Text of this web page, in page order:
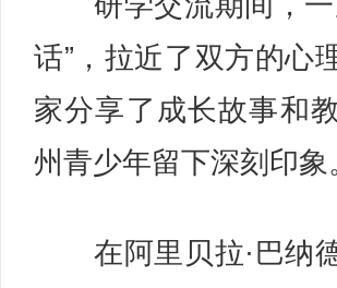
话”，拉近了双方的心
家分享了成长故事和
州青少年留下深刻印象
在阿里贝拉·巴纳